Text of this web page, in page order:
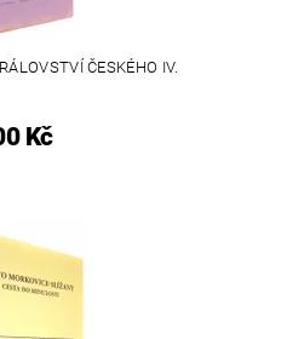
ČESKÉHO IV.
Kč